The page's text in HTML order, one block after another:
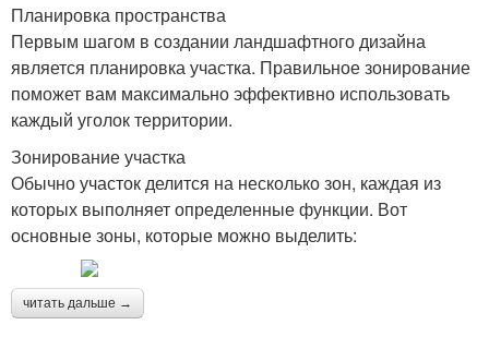
Планировка пространства
Первым шагом в создании ландшафтного дизайна
является планировка участка. Правильное зонирование
поможет вам максимально эффективно использовать
каждый уголок территории.
Зонирование участка
Обычно участок делится на несколько зон, каждая из
которых выполняет определенные функции. Вот
основные зоны, которые можно выделить:
читать дальше →